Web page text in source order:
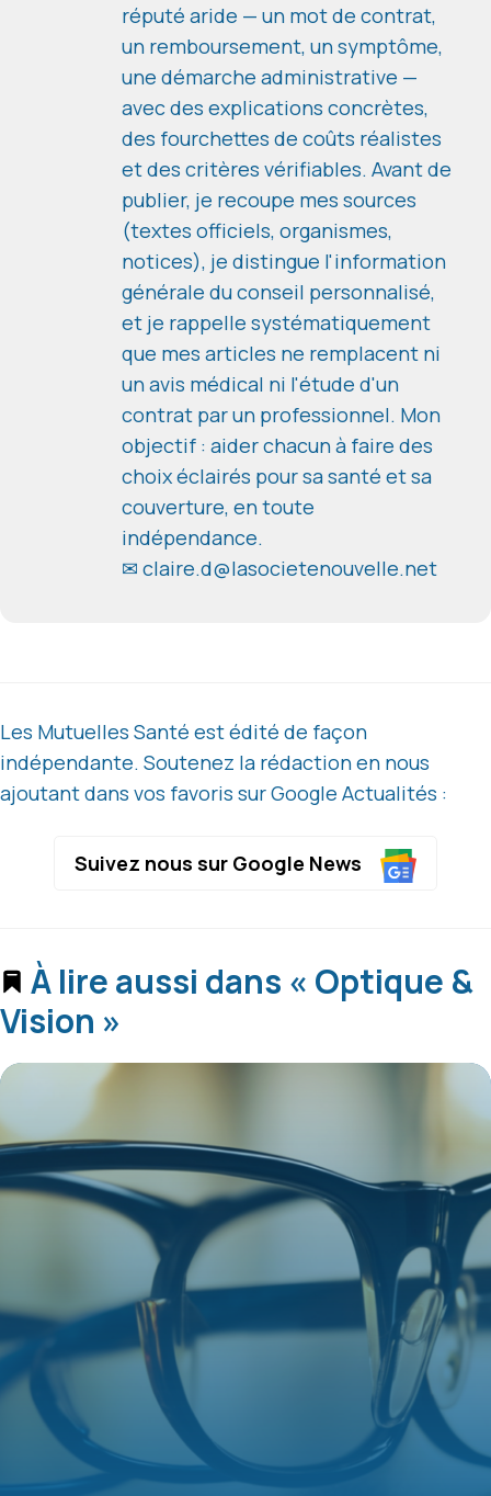
réputé aride — un mot de contrat,
un remboursement, un symptôme,
une démarche administrative —
avec des explications concrètes,
des fourchettes de coûts réalistes
et des critères vérifiables. Avant de
publier, je recoupe mes sources
(textes officiels, organismes,
notices), je distingue l'information
générale du conseil personnalisé,
et je rappelle systématiquement
que mes articles ne remplacent ni
un avis médical ni l'étude d'un
contrat par un professionnel. Mon
objectif : aider chacun à faire des
choix éclairés pour sa santé et sa
couverture, en toute
indépendance.
✉ claire.d@lasocietenouvelle.net
Les Mutuelles Santé est édité de façon
indépendante. Soutenez la rédaction en nous
ajoutant dans vos favoris sur Google Actualités :
Suivez nous sur Google News
À lire aussi dans « Optique &
Vision »